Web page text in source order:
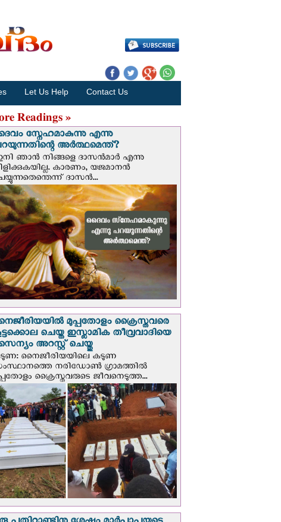
Let Us Help Contact Us
Readings »
സ്നേഹമാകുന്നു എന്നു
അർത്ഥമെന്ത്?
ഞാന്‍ നിങ്ങളെ ദാസന്‍മാര്‍ എന്നു
കാരണം, യജമാനന്‍
ദാസന്‍...
മുപ്പതോളം ക്രൈസ്തവരെ
ചെയ്ത ഇസ്ലാമിക തീവ്രവാദിയെ
അറസ്റ്റ് ചെയ്തു
നൈജീരിയയിലെ കടുണ
നരിഡോൺ ഗ്രാമത്തിൽ
ക്രൈസ്തവരുടെ ജീവനെടുത്ത...